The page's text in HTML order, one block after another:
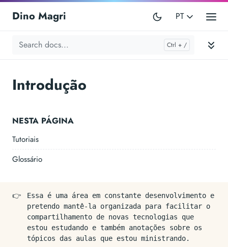
Dino Magri PT
Introdução
NESTA PÁGINA
Tutoriais
Glossário
👉
Essa é uma área em constante desenvolvimento e
pretendo mantê-la organizada para facilitar o
compartilhamento de novas tecnologias que
estou estudando e também anotações sobre os
tópicos das aulas que estou ministrando.